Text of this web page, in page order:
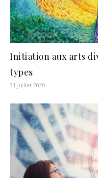
Initiation aux arts
types
31 juillet 2020